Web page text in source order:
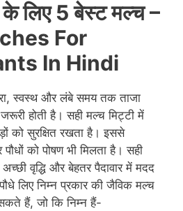
केलिए5बेस्टमल्च–
For
In Hindi
स्वस्थ और लंबे समय तक ताजा
होती है। सही मल्च मिट्टी में
को सुरक्षित रखता है। इससे
को पोषण भी मिलता है। सही
वृद्धि और बेहतर पैदावार में मदद
लिए निम्न प्रकार की जैविक मल्च
हैं, जो कि निम्न हैं-